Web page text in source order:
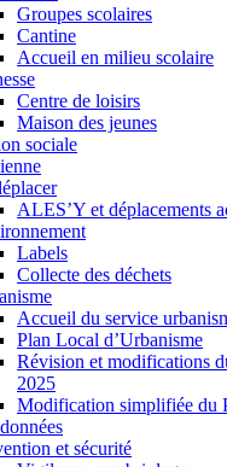
Groupes scolaires
Cantine
Accueil en milieu scolaire
Centre de loisirs
Maison des jeunes
sociale
ALES’Y et déplacements
Labels
Collecte des déchets
Accueil du service
Plan Local d’Urbanisme
Révision et modifications
2025
Modification simplifiée du
et sécurité